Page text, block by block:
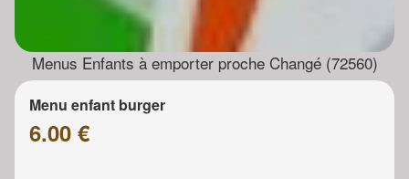
Menus Enfants à emporter proche Changé (72560)
Menu enfant burger
6.00 €